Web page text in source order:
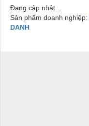
Đang cập nhật...
Sản phẩm doanh nghiệp:
DANH